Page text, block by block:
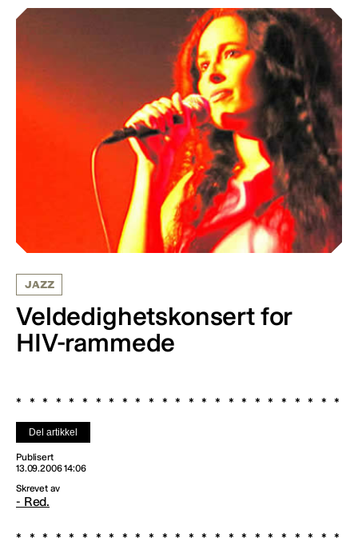
JAZZ
Veldedighetskonsert for
HIV-rammede
Del artikkel
Publisert
13.09.2006 14:06
Skrevet av
- Red.